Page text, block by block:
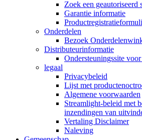
Zoek een geautoriseerd
Garantie informatie
Onderdelen
Bezoek
Distributeurinformatie
Ondersteuningssite
legaal
Privacybeleid
Lijst met
Algemene voorwaarden
Streamlight-beleid met
inzendingen van
Vertaling Disclaimer
Naleving